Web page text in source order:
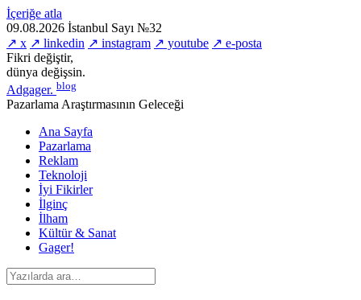
İçeriğe atla
09.08.2026 İstanbul Sayı №32
↗ x ↗ linkedin ↗ instagram ↗ youtube ↗ e-posta
Fikri değiştir,
dünya değişsin.
Adgager. blog
Pazarlama Araştırmasının Geleceği
Ana Sayfa
Pazarlama
Reklam
Teknoloji
İyi Fikirler
İlginç
İlham
Kültür & Sanat
Gager!